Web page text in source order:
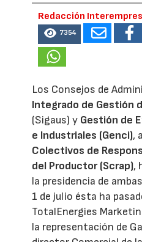
Redacción
7354
Los Consejos de
Integrado de Gestión
(Sigaus) y Gestión de
e Industriales (Genci),
Colectivos de
del Productor (Scrap),
la presidencia de
1 de julio ésta ha
TotalEnergies
la representación de